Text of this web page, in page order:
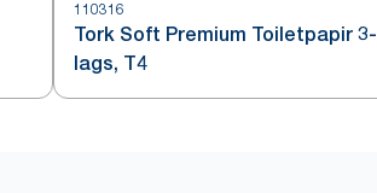
110316
Tork Soft Premium Toiletpapir 3-
lags, T4